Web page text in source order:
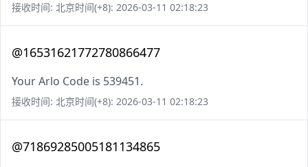
接收时间: 北京时间(+8): 2026-03-11 02:18:23
@16531621772780866477
Your Arlo Code is 539451.
接收时间: 北京时间(+8): 2026-03-11 02:18:23
@71869285005181134865